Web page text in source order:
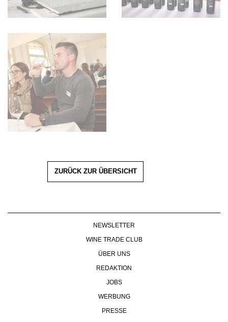
ZURÜCK ZUR ÜBERSICHT
NEWSLETTER
WINE TRADE CLUB
ÜBER UNS
REDAKTION
JOBS
WERBUNG
PRESSE